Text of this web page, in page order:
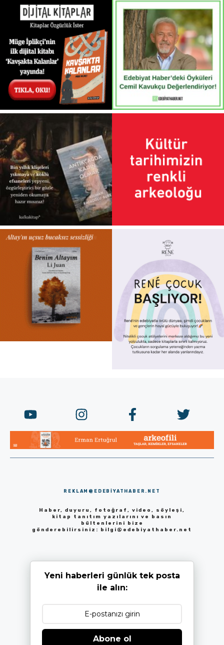
REKLAM@EDEBIYATHABER.NET
Haber, duyuru, fotoğraf, video, söyleşi,
kitap tanıtım yazılarını ve basın
bültenlerini bize
gönderebilirsiniz:
bilgi@edebiyathaber.net
Yeni haberleri günlük tek posta
ile alın:
Abone ol